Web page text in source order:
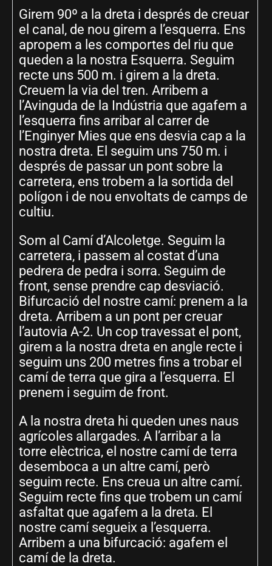
Girem 90º a la dreta i després de creuar
el canal, de nou girem a l’esquerra. Ens
apropem a les comportes del riu que
queden a la nostra Esquerra. Seguim
recte uns 500 m. i girem a la dreta.
Creuem la via del tren. Arribem a
l’Avinguda de la Indústria que agafem a
l’esquerra fins arribar al carrer de
l’Enginyer Mies que ens desvia cap a la
nostra dreta. El seguim uns 750 m. i
després de passar un pont sobre la
carretera, ens trobem a la sortida del
polígon i de nou envoltats de camps de
cultiu.
Som al Camí d’Alcoletge. Seguim la
carretera, i passem al costat d’una
pedrera de pedra i sorra. Seguim de
front, sense prendre cap desviació.
Bifurcació del nostre camí: prenem a la
dreta. Arribem a un pont per creuar
l’autovia A-2. Un cop travessat el pont,
girem a la nostra dreta en angle recte i
seguim uns 200 metres fins a trobar el
camí de terra que gira a l’esquerra. El
prenem i seguim de front.
A la nostra dreta hi queden unes naus
agrícoles allargades. A l’arribar a la
torre elèctrica, el nostre camí de terra
desemboca a un altre camí, però
seguim recte. Ens creua un altre camí.
Seguim recte fins que trobem un camí
asfaltat que agafem a la dreta. El
nostre camí segueix a l’esquerra.
Arribem a una bifurcació: agafem el
camí de la dreta.